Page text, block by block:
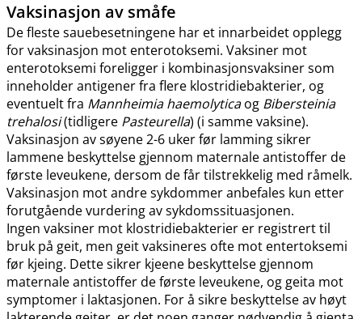
Vaksinasjon av småfe
De fleste sauebesetningene har et innarbeidet opplegg
for vaksinasjon mot enterotoksemi. Vaksiner mot
enterotoksemi foreligger i kombinasjonsvaksiner som
inneholder antigener fra flere klostridiebakterier, og
eventuelt fra Mannheimia haemolyticaog Bibersteinia
trehalosi(tidligere Pasteurella) (i samme vaksine).
Vaksinasjon av søyene 2-6 uker før lamming sikrer
lammene beskyttelse gjennom maternale antistoffer de
første leveukene, dersom de får tilstrekkelig med råmelk.
Vaksinasjon mot andre sykdommer anbefales kun etter
forutgående vurdering av sykdomssituasjonen.
Ingen vaksiner mot klostridiebakterier er registrert til
bruk på geit, men geit vaksineres ofte mot entertoksemi
før kjeing. Dette sikrer kjeene beskyttelse gjennom
maternale antistoffer de første leveukene, og geita mot
symptomer i laktasjonen. For å sikre beskyttelse av høyt